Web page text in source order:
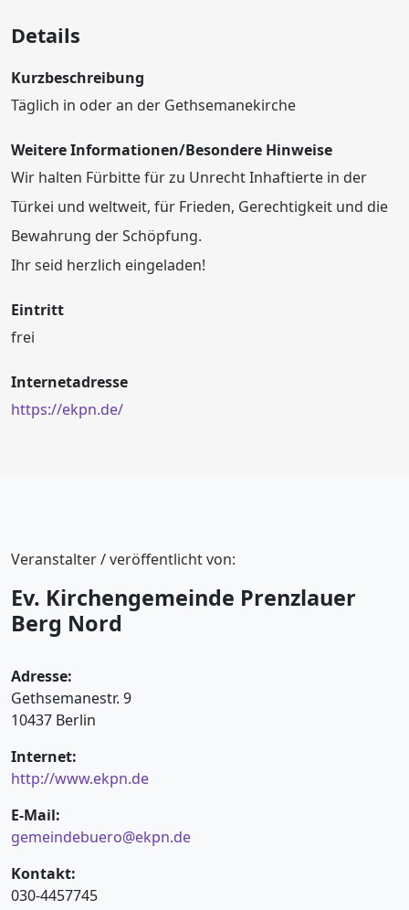
Details
Kurzbeschreibung
Täglich in oder an der Gethsemanekirche
Weitere Informationen/Besondere Hinweise
Wir halten Fürbitte für zu Unrecht Inhaftierte in der
Türkei und weltweit, für Frieden, Gerechtigkeit und die
Bewahrung der Schöpfung.
Ihr seid herzlich eingeladen!
Eintritt
frei
Internetadresse
https://ekpn.de/
Veranstalter / veröffentlicht von:
Ev. Kirchengemeinde Prenzlauer
Berg Nord
Adresse:
Gethsemanestr. 9
10437 Berlin
Internet:
http://www.ekpn.de
E-Mail:
gemeindebuero@ekpn.de
Kontakt:
030-4457745